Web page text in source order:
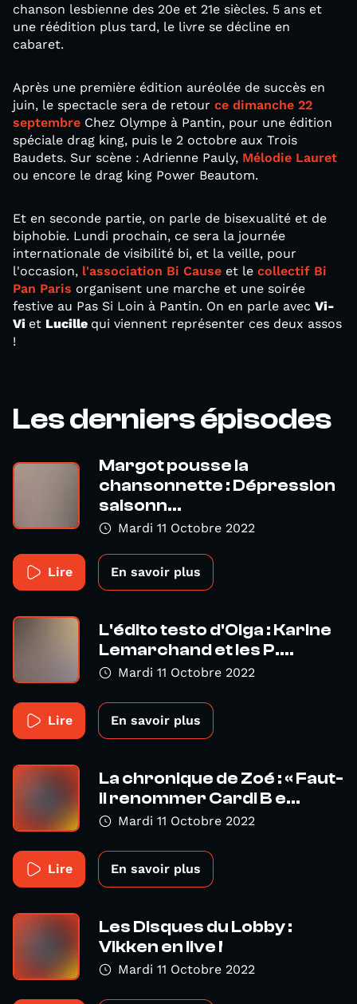
chanson lesbienne des 20e et 21e siècles. 5 ans et
une réédition plus tard, le livre se décline en
cabaret.
Après une première édition auréolée de succès en
juin, le spectacle sera de retour ce dimanche 22
septembre Chez Olympe à Pantin, pour une édition
spéciale drag king, puis le 2 octobre aux Trois
Baudets. Sur scène : Adrienne Pauly, Mélodie Lauret
ou encore le drag king Power Beautom.
Et en seconde partie, on parle de bisexualité et de
biphobie. Lundi prochain, ce sera la journée
internationale de visibilité bi, et la veille, pour
l'occasion, l'association Bi Cause et le collectif Bi
Pan Paris organisent une marche et une soirée
festive au Pas Si Loin à Pantin. On en parle avec Vi-
Vi et Lucille qui viennent représenter ces deux assos
!
Les derniers épisodes
Margot pousse la
chansonnette : Dépression
saisonn...
Mardi 11 Octobre 2022
Lire En savoir plus
L'édito testo d'Olga : Karine
Lemarchand et les P....
Mardi 11 Octobre 2022
Lire En savoir plus
La chronique de Zoé : « Faut-
il renommer Cardi B e...
Mardi 11 Octobre 2022
Lire En savoir plus
Les Disques du Lobby :
Vikken en live !
Mardi 11 Octobre 2022